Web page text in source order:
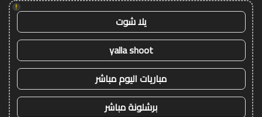
!
يلا شوت
yalla shoot
مباريات اليوم مباشر
برشلونة مباشر